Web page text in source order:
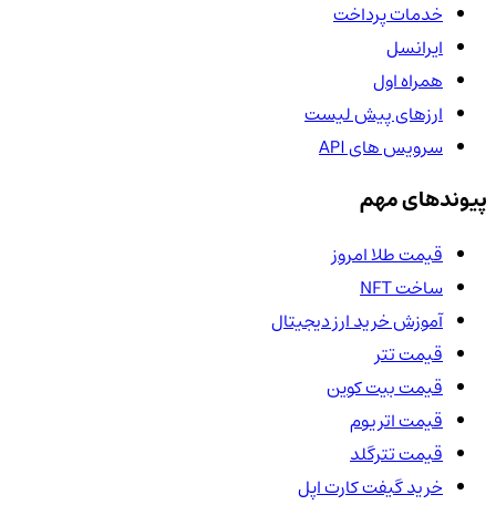
خدمات پرداخت
ایرانسل
همراه اول
ارزهای پیش لیست
سرویس های API
پیوندهای مهم
قیمت طلا امروز
ساخت NFT
آموزش خرید ارز دیجیتال
قیمت تتر
قیمت بیت کوین
قیمت اتریوم
قیمت تترگلد
خرید گیفت کارت اپل